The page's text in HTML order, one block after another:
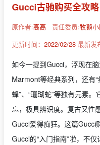
Gucci古驰购买全攻略
原作者:高高 责任委员:牧鹅
更新时间： 2022/02/28 最新发
如今一提到Gucci，浮现在
Marmont等经典系列，还有“
蜂”、“珊瑚蛇”等独有元素
忘，极具辨识度。复古又性
Gucci爱得痴狂。这篇Gucci
Gucci的“入门指南”啦，不